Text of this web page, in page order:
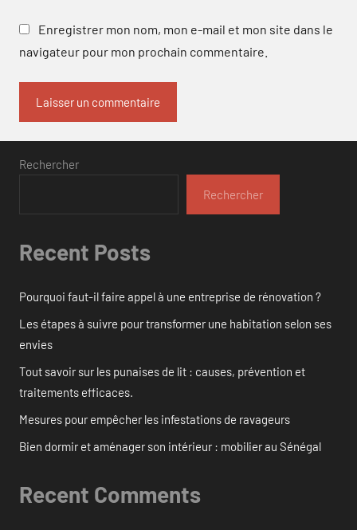
Enregistrer mon nom, mon e-mail et mon site dans le
navigateur pour mon prochain commentaire.
Rechercher
Rechercher
Recent Posts
Pourquoi faut-il faire appel à une entreprise de rénovation ?
Les étapes à suivre pour transformer une habitation selon ses
envies
Tout savoir sur les punaises de lit : causes, prévention et
traitements efficaces.
Mesures pour empêcher les infestations de ravageurs
Bien dormir et aménager son intérieur : mobilier au Sénégal
Recent Comments